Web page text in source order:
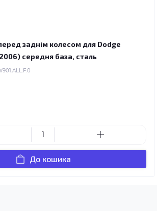
заднім колесом для Dodge
середня база, сталь
До кошика